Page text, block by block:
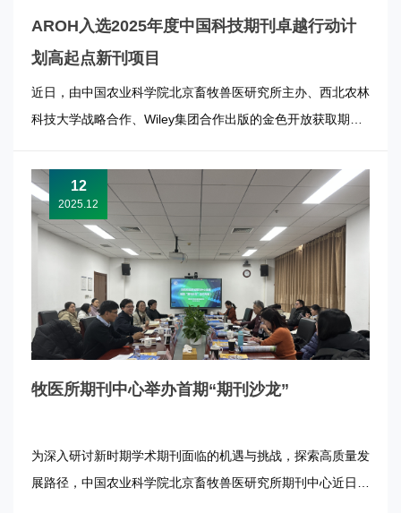
AROH入选2025年度中国科技期刊卓越行动计
划高起点新刊项目
近日，由中国农业科学院北京畜牧兽医研究所主办、西北农林
科技大学战略合作、Wiley集团合作出版的金色开放获取期刊
与发展潜力，成功入选 “2025年度中国科技期刊卓越行动计划
高起点新刊”项目。 “中国科技期刊...
12
2025.12
牧医所期刊中心举办首期“期刊沙龙”
为深入研讨新时期学术期刊面临的机遇与挑战，探索高质量发
展路径，中国农业科学院北京畜牧兽医研究所期刊中心近日举